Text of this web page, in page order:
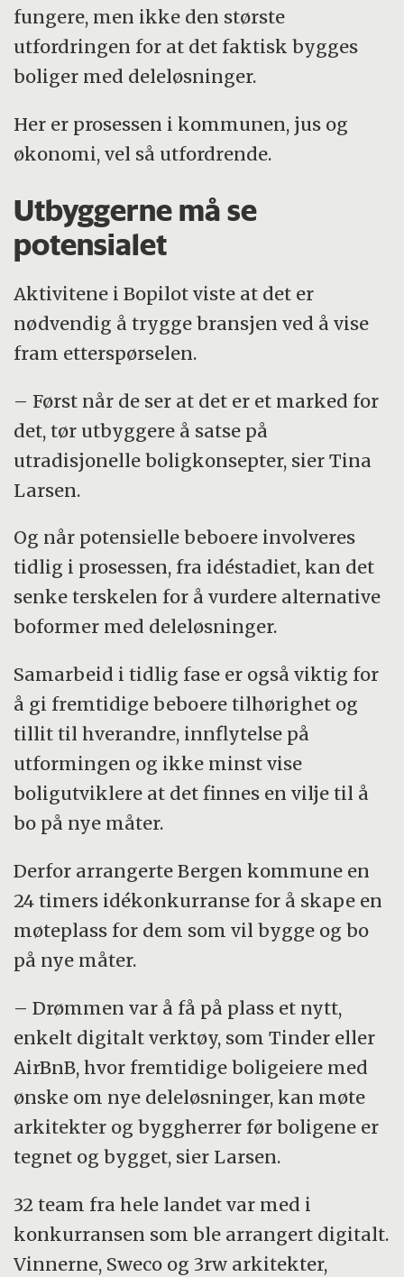
fungere, men ikke den største
utfordringen for at det faktisk bygges
boliger med deleløsninger.
Her er prosessen i kommunen, jus og
økonomi, vel så utfordrende.
Utbyggerne må se
potensialet
Aktivitene i Bopilot viste at det er
nødvendig å trygge bransjen ved å vise
fram etterspørselen.
– Først når de ser at det er et marked for
det, tør utbyggere å satse på
utradisjonelle boligkonsepter, sier Tina
Larsen.
Og når potensielle beboere involveres
tidlig i prosessen, fra idéstadiet, kan det
senke terskelen for å vurdere alternative
boformer med deleløsninger.
Samarbeid i tidlig fase er også viktig for
å gi fremtidige beboere tilhørighet og
tillit til hverandre, innflytelse på
utformingen og ikke minst vise
boligutviklere at det finnes en vilje til å
bo på nye måter.
Derfor arrangerte Bergen kommune en
24 timers idékonkurranse for å skape en
møteplass for dem som vil bygge og bo
på nye måter.
– Drømmen var å få på plass et nytt,
enkelt digitalt verktøy, som Tinder eller
AirBnB, hvor fremtidige boligeiere med
ønske om nye deleløsninger, kan møte
arkitekter og byggherrer før boligene er
tegnet og bygget, sier Larsen.
32 team fra hele landet var med i
konkurransen som ble arrangert digitalt.
Vinnerne, Sweco og 3rw arkitekter,